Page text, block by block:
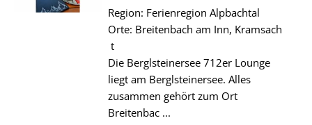
Region: Ferienregion Alpbachtal
Orte: Breitenbach am Inn, Kramsach
t
Die Berglsteinersee 712er Lounge
liegt am Berglsteinersee. Alles
zusammen gehört zum Ort
Breitenbac ...